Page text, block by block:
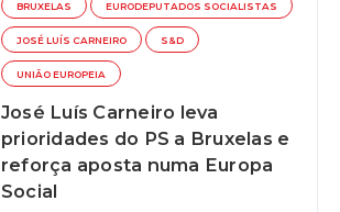
BRUXELAS EURODEPUTADOS SOCIALISTAS
JOSÉ LUÍS CARNEIRO S&D
UNIÃO EUROPEIA
José Luís Carneiro leva
prioridades do PS a Bruxelas e
reforça aposta numa Europa
Social